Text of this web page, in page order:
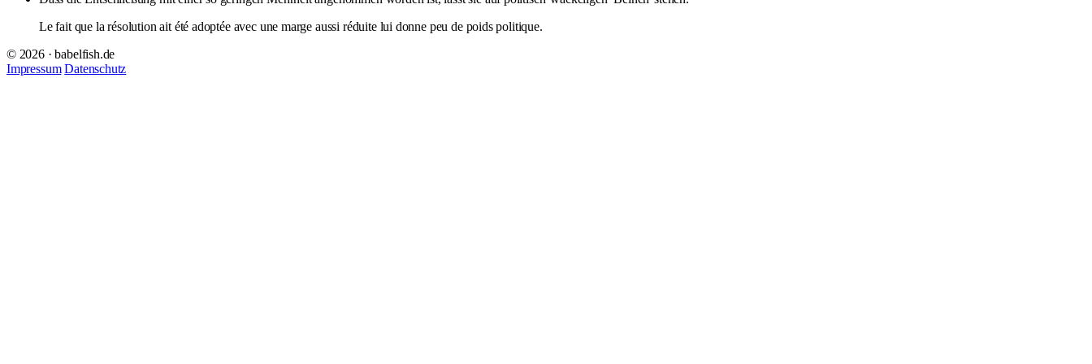
Le fait que la résolution ait été adoptée avec une marge aussi réduite lui donne peu de poids politique.
© 2026 · babelfish.de
Impressum Datenschutz